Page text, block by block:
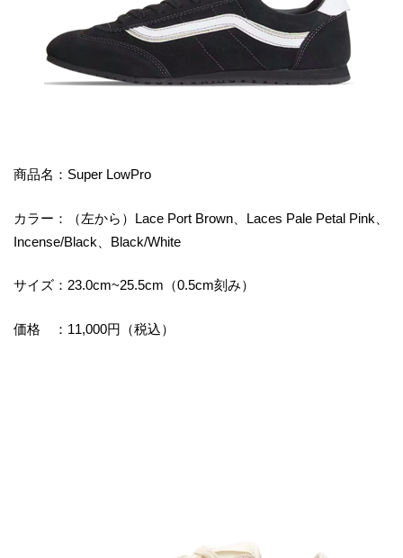
商品名：Super LowPro
カラー：（左から）Lace Port Brown、Laces Pale Petal Pink、
Incense/Black、Black/White
サイズ：23.0cm~25.5cm（0.5cm刻み）
価格 ：11,000円（税込）